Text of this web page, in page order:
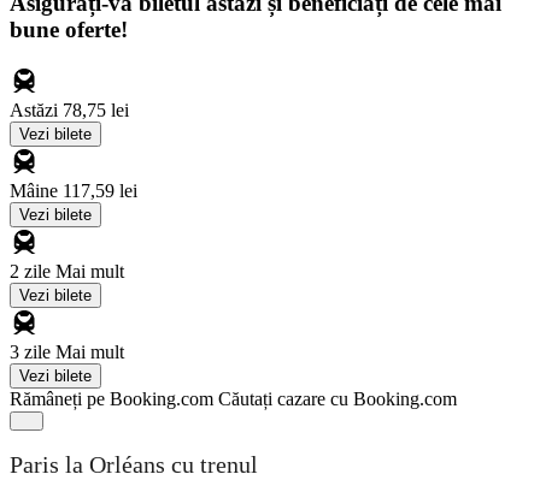
bune oferte!
Astăzi 78,75 lei
Vezi bilete
Mâine 117,59 lei
Vezi bilete
2 zile Mai mult
Vezi bilete
3 zile Mai mult
Vezi bilete
Rămâneți pe Booking.com Căutați cazare cu Booking.com
Paris la Orléans cu trenul